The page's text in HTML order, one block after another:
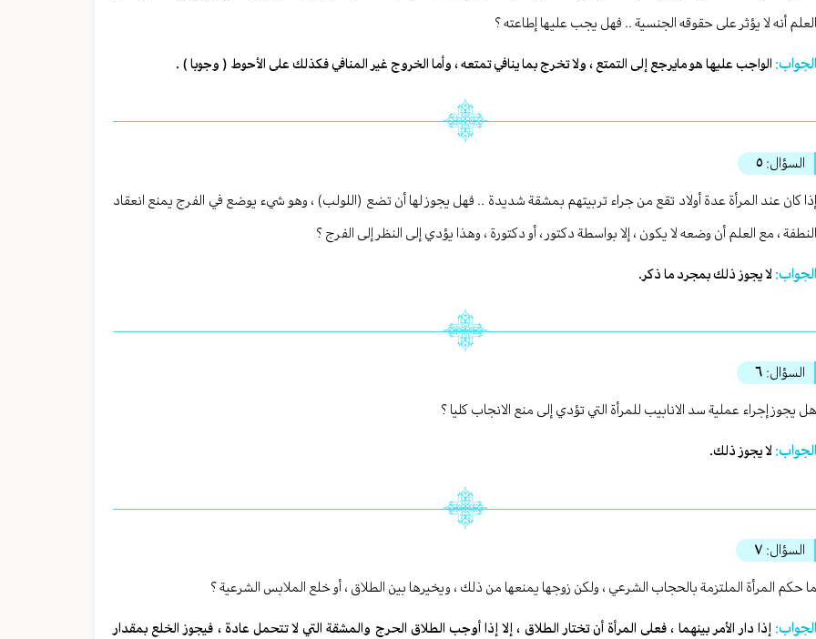
العلم أنه لا يؤثر على حقوقه الجنسية .. فهل يجب عليها إطاعته ؟
الجواب: الواجب عليها هو مايرجع إلى التمتع ، ولا تخرج بما ينافي تمتعه ، وأما الخروج غير المنافي فكذلك على الأحوط ( وجوبا ) .
السؤال: ٥
إذا كان عند المرأة عدة أولاد تقع من جراء تربيتهم بمشقة شديدة .. فهل يجوز لها أن تضع (اللولب) ، وهو شيء يوضع في الفرج يمنع انعقاد
النطفة ، مع العلم أن وضعه لا يكون ، إلا بواسطة دكتور ، أو دكتورة ، وهذا يؤدي إلى النظر إلى الفرج ؟
الجواب: لا يجوز ذلك بمجرد ما ذكر.
السؤال: ٦
هل يجوز إجراء عملية سد الانابيب للمرأة التي تؤدي إلى منع الانجاب كليا ؟
الجواب: لا يجوز ذلك.
السؤال: ٧
ما حكم المرأة الملتزمة بالحجاب الشرعي ، ولكن زوجها يمنعها من ذلك ، ويخيرها بين الطلاق ، أو خلع الملابس الشرعية ؟
الجواب: إذا دار الأمر بينهما ، فعلى المرأة أن تختار الطلاق ، إلا إذا أوجب الطلاق الحرج والمشقة التي لا تتحمل عادة ، فيجوز الخلع بمقدار